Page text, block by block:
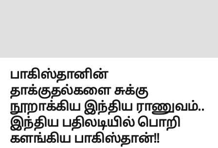
பாகிஸ்தானின்
தாக்குதல்களை சுக்கு
நூறாக்கிய இந்திய ராணுவம்..
இந்திய பதிலடியில் பொறி
களங்கிய பாகிஸ்தான்!!